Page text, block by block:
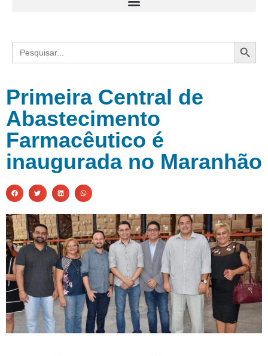
Search
for:
Primeira Central de
Abastecimento
Farmacêutico é
inaugurada no Maranhão